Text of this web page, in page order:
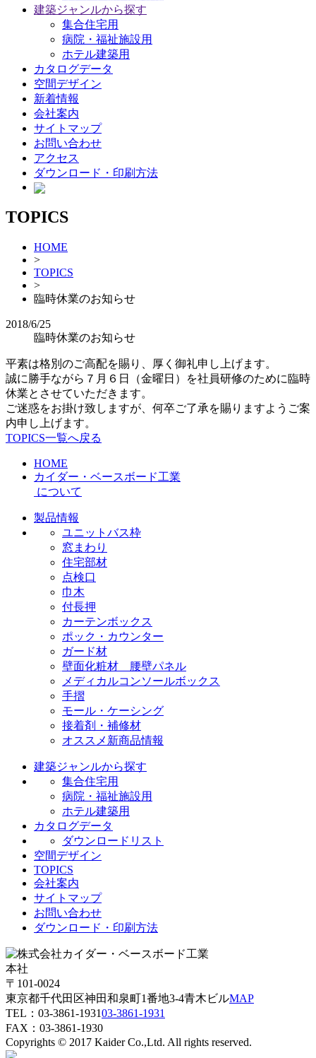
建築ジャンルから探す
集合住宅用
病院・福祉施設用
ホテル建築用
カタログデータ
空間デザイン
新着情報
会社案内
サイトマップ
お問い合わせ
アクセス
ダウンロード・印刷方法
TOPICS
HOME
>
TOPICS
>
臨時休業のお知らせ
2018/6/25
臨時休業のお知らせ
平素は格別のご高配を賜り、厚く御礼申し上げます。
誠に勝手ながら７月６日（金曜日）を社員研修のために臨時
休業とさせていただきます。
ご迷惑をお掛け致しますが、何卒ご了承を賜りますようご案
内申し上げます。
TOPICS一覧へ戻る
HOME
カイダー・ベースボード工業
について
製品情報
ユニットバス枠
窓まわり
住宅部材
点検口
巾木
付長押
カーテンボックス
ポック・カウンター
ガード材
壁面化粧材 腰壁パネル
メディカルコンソールボックス
手摺
モール・ケーシング
接着剤・補修材
オススメ新商品情報
建築ジャンルから探す
集合住宅用
病院・福祉施設用
ホテル建築用
カタログデータ
ダウンロードリスト
空間デザイン
TOPICS
会社案内
サイトマップ
お問い合わせ
ダウンロード・印刷方法
本社
〒101-0024
東京都千代田区神田和泉町1番地3-4青木ビルMAP
TEL： 03-3861-193103-3861-1931
FAX：03-3861-1930
Copyrights © 2017 Kaider Co.,Ltd. All rights reserved.